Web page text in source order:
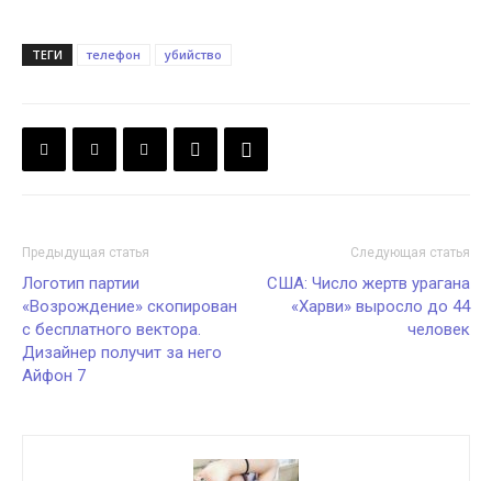
ТЕГИ телефон убийство
Предыдущая статья
Логотип партии
«Возрождение» скопирован
с бесплатного вектора.
Дизайнер получит за него
Айфон 7
Следующая статья
США: Число жертв урагана
«Харви» выросло до 44
человек